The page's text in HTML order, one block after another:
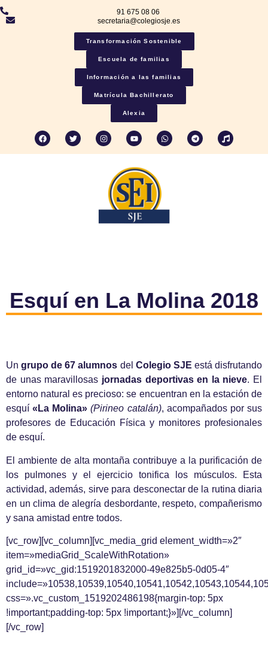
91 675 08 06
secretaria@colegiosje.es
Transformación Sostenible
Escuela de familias
Información a las familias
Matrícula Bachillerato
Alexia
Esquí en La Molina 2018
Ungrupo de 67 alumnos del Colegio SJE está disfrutando
de unas maravillosas jornadas deportivas en la nieve. El
entorno natural es precioso: se encuentran en la estación de
esquí«La Molina» (Pirineo catalán), acompañados por sus
profesores de Educación Física y monitores profesionales
de esquí.
El ambiente de alta montaña contribuye a la purificación de
los pulmones y el ejercicio tonifica los músculos. Esta
actividad, además, sirve para desconectar de la rutina diaria
en un clima de alegría desbordante, respeto, compañerismo
y sana amistad entre todos.
[vc_row][vc_column][vc_media_grid element_width=»2″
item=»mediaGrid_ScaleWithRotation»
grid_id=»vc_gid:1519201832000-49e825b5-0d05-4″
css=».vc_custom_1519202486198{margin-top: 5px
!important;padding-top: 5px !important;}»][/vc_column]
[/vc_row]